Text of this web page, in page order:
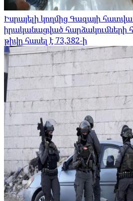
Իսրայելի կողմից Գազայի
իրականացված հարձակումների
թիվը հասել է 73,382-ի